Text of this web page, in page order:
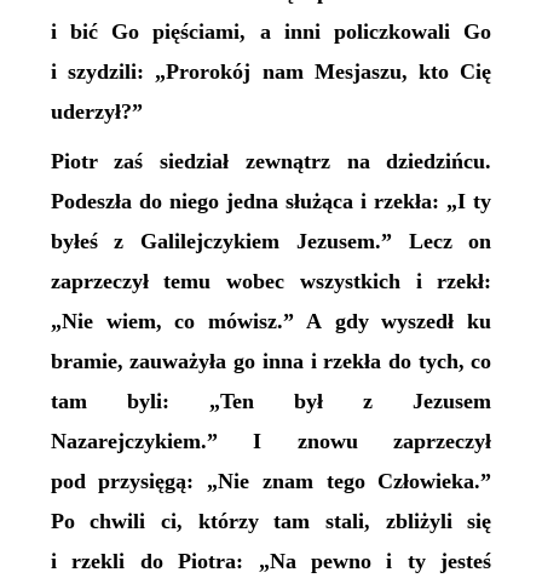
i bić Go pięściami, a inni policzkowali Go
i szydzili: „Prorokój nam Mesjaszu, kto Cię
uderzył?”
Piotr zaś siedział zewnątrz na dziedzińcu.
Podeszła do niego jedna służąca i rzekła: „I ty
byłeś z Galilejczykiem Jezusem.” Lecz on
zaprzeczył temu wobec wszystkich i rzekł:
„Nie wiem, co mówisz.” A gdy wyszedł ku
bramie, zauważyła go inna i rzekła do tych, co
tam byli: „Ten był z Jezusem
Nazarejczykiem.” I znowu zaprzeczył
pod przysięgą: „Nie znam tego Człowieka.”
Po chwili ci, którzy tam stali, zbliżyli się
i rzekli do Piotra: „Na pewno i ty jesteś